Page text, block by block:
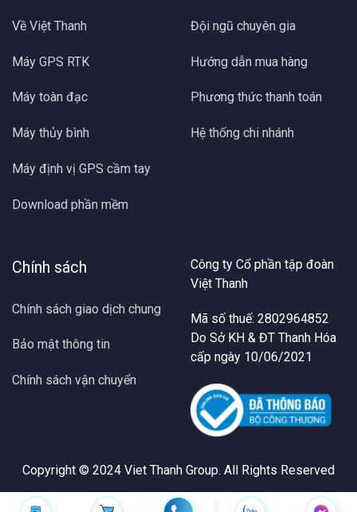
Về Việt Thanh
Máy GPS RTK
Máy toàn đạc
Máy thủy bình
Máy định vị GPS cầm tay
Download phần mềm
Đội ngũ chuyên gia
Hướng dẫn mua hàng
Phương thức thanh toán
Hệ thống chi nhánh
Chính sách
Chính sách giao dịch chung
Bảo mật thông tin
Chính sách vận chuyển
Công ty Cổ phần tập đoàn
Việt Thanh
Mã số thuế: 2802964852
Do Sở KH & ĐT Thanh Hóa
cấp ngày 10/06/2021
Copyright © 2024 Viet Thanh Group. All Rights Reserved